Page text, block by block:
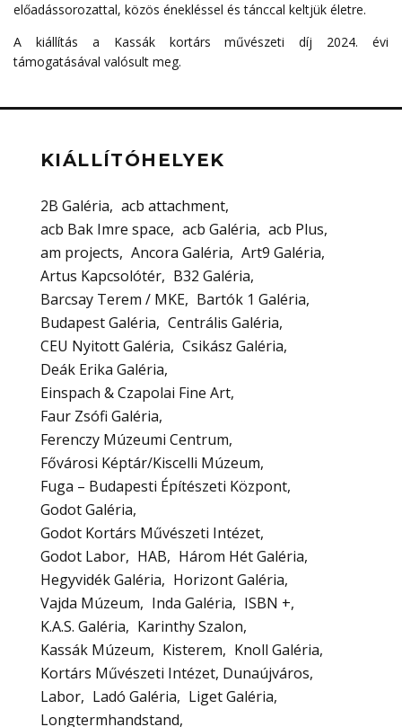
előadássorozattal, közös énekléssel és tánccal keltjük életre.
A kiállítás a Kassák kortárs művészeti díj 2024. évi
támogatásával valósult meg.
KIÁLLÍTÓHELYEK
2B Galéria
acb attachment
acb Bak Imre space
acb Galéria
acb Plus
am projects
Ancora Galéria
Art9 Galéria
Artus Kapcsolótér
B32 Galéria
Barcsay Terem / MKE
Bartók 1 Galéria
Budapest Galéria
Centrális Galéria
CEU Nyitott Galéria
Csikász Galéria
Deák Erika Galéria
Einspach & Czapolai Fine Art
Faur Zsófi Galéria
Ferenczy Múzeumi Centrum
Fővárosi Képtár/Kiscelli Múzeum
Fuga – Budapesti Építészeti Központ
Godot Galéria
Godot Kortárs Művészeti Intézet
Godot Labor
HAB
Három Hét Galéria
Hegyvidék Galéria
Horizont Galéria
Vajda Múzeum
Inda Galéria
ISBN +
K.A.S. Galéria
Karinthy Szalon
Kassák Múzeum
Kisterem
Knoll Galéria
Kortárs Művészeti Intézet, Dunaújváros
Labor
Ladó Galéria
Liget Galéria
Longtermhandstand